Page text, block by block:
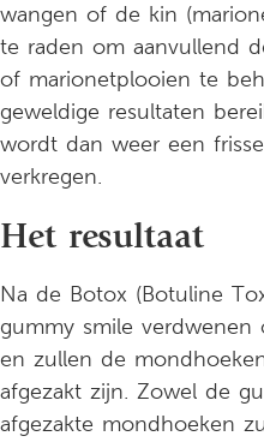
wangen of de kin
te raden om aanvullend
of marionetplooien te
geweldige resultaten
wordt dan weer een
verkregen.
Het resultaat
Na de Botox (Botuline
gummy smile
en zullen de
afgezakt zijn. Zowel de
afgezakte mondhoeken